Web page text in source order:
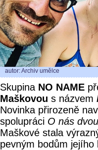
autor: Archiv umělce
Skupina NO NAME
Maškovou s názvem
Novinka přirozeně
spolupráci O nás dvou
Maškové stala
pevným bodům